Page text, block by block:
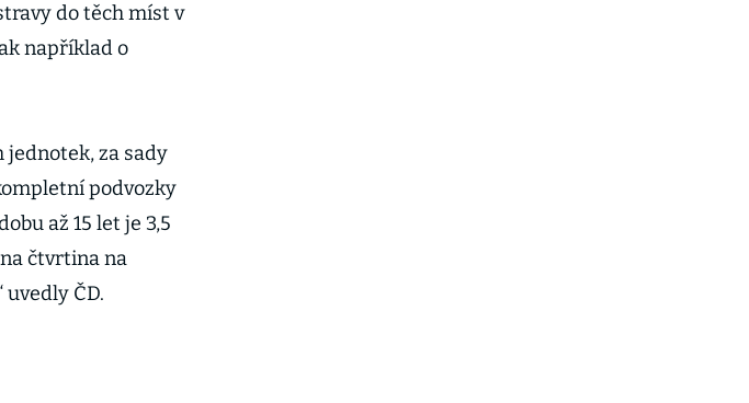
do těch míst v
například o
jednotek, za sady
podvozky
až 15 let je 3,5
čtvrtina na
ČD.